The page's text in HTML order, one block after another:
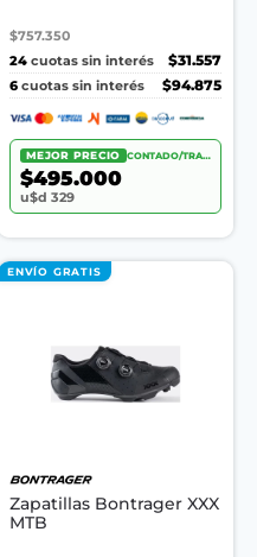
$757.350
24 cuotas sin interés
$31.557
6 cuotas sin interés $94.875
MEJOR PRECIO CONTADO/TRANSF.
$495.000
u$d 329
ENVÍO GRATIS
Zapatillas Bontrager XXX
MTB